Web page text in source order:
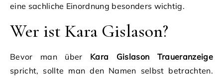
eine sachliche Einordnung besonders wichtig.
Wer ist Kara Gislason?
Bevor man über Kara Gislason Traueranzeige
spricht, sollte man den Namen selbst betrachten.